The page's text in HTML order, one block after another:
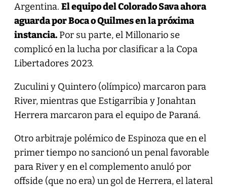
Argentina. El equipo del Colorado Sava ahora
aguarda por Boca o Quilmes en la próxima
instancia.Por su parte, el Millonario se
complicó en la lucha por clasificar a la Copa
Libertadores 2023.
Zuculini y Quintero (olímpico) marcaron para
River, mientras que Estigarribia y Jonahtan
Herrera marcaron para el equipo de Paraná.
Otro arbitraje polémico de Espinoza que en el
primer tiempo no sancionó un penal favorable
para River y en el complemento anuló por
offside (que no era) un gol de Herrera, el lateral